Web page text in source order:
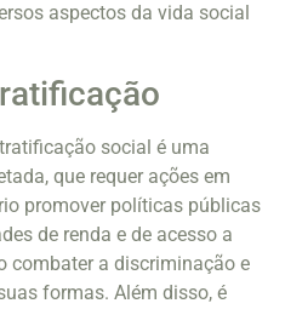
aspectos da vida social
social é uma
que requer ações em
promover políticas públicas
de renda e de acesso a
combater a discriminação e
formas. Além disso, é